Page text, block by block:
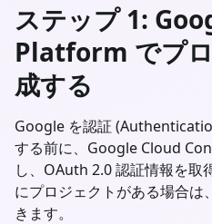
ステップ 1:
Platform でプ
成する
Google を認証
する前に、Google Cloud
し、OAuth 2.0 認証情報を取
にプロジェクトがある場合
きます。